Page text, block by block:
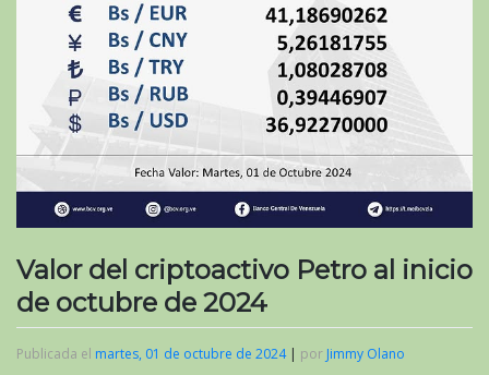
Valor del criptoactivo Petro al inicio
de octubre de 2024
Publicada el martes, 01 de octubre de 2024| por Jimmy Olano